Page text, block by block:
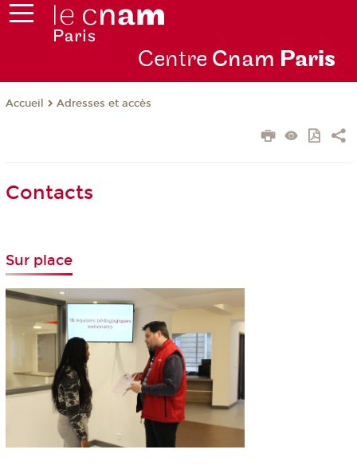
Centre Cnam Paris
Accueil Adresses et accès
Contacts
Sur place